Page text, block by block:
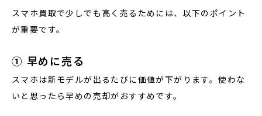
スマホ買取で少しでも高く売るためには、以下のポイント
が重要です。
① 早めに売る
スマホは新モデルが出るたびに価値が下がります。使わな
いと思ったら早めの売却がおすすめです。